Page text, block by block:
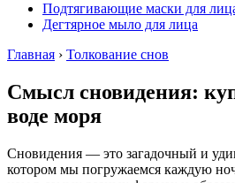
Подтягивающие маски для
Дегтярное мыло для лица
Главная › Толкование снов
Смысл сновидения:
воде моря
Сновидения — это загадочный и
котором мы погружаемся каждую